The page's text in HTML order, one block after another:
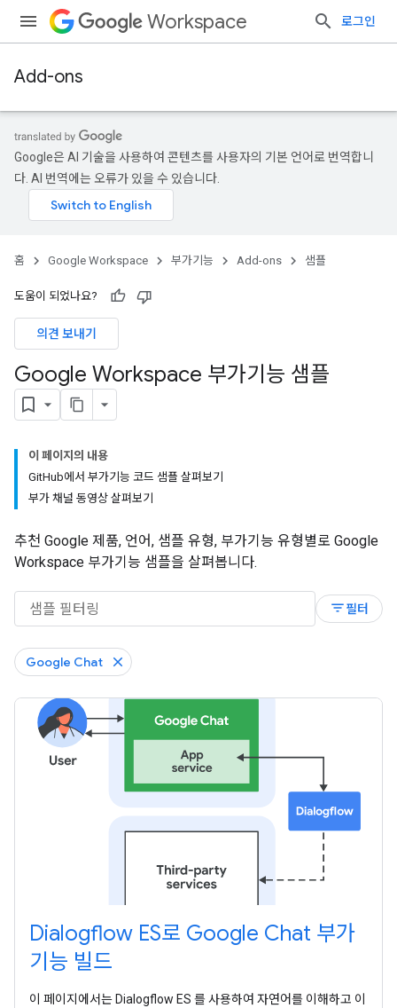
Workspace 로그인
Add-ons
Google은 AI 기술을 사용하여 콘텐츠를 사용자의 기본 언어로 번역합니
다. AI 번역에는 오류가 있을 수 있습니다.
홈 Google Workspace 부가기능 Add-ons 샘플
도움이 되었나요?
의견 보내기
Google Workspace 부가기능 샘플
이 페이지의 내용
GitHub에서 부가기능 코드 샘플 살펴보기
부가 채널 동영상 살펴보기
추천 Google 제품, 언어, 샘플 유형, 부가기능 유형별로 Google
Workspace 부가기능 샘플을 살펴봅니다.
filter_list필터
Google Chat
Dialogflow ES로 Google Chat 부가
기능 빌드
이 페이지에서는 Dialogflow ES 를 사용하여 자연어를 이해하고 이